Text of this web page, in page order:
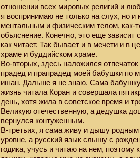
отношении всех мировых религий и
я воспринимаю не только на слух, но и
ментальным и физическим телом, как-
обьяснение. Конечно, это еще зависит
как читает. Так бывает и в мечети и в
храме и буддийском храме.
Во-вторых, здесь наложился отпечаток
прадед и прапрадед моей бабушки по
ишан. Дальше я не знаю. Сама
жизнь читала Коран и совершала
день, хотя жила в советское время и
Великую отечественную, а дедушка
вернулся контуженным.
В-третьих, я сама живу и дышу родным
уровне, а русский язык слышу с
годика, учусь и читаю на нем,